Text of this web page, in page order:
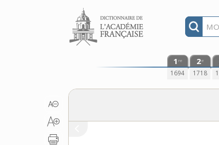
Aller au contenu
1 re
1694
2e
1718